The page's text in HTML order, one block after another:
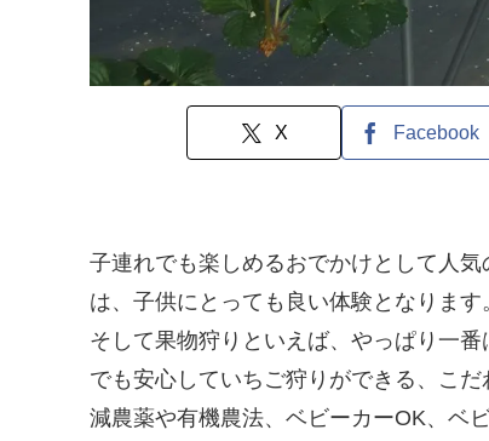
X Facebook
子連れでも楽しめるおでかけとして人
は、子供にとっても良い体験となります
そして果物狩りといえば、やっぱり一
でも安心していちご狩りができる、こだ
減農薬や有機農法、ベビーカーOK、ベ